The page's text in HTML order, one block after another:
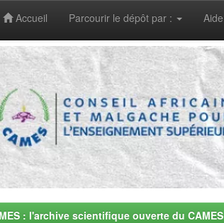
Accueil Parcourir le dépôt par : Aide
: l'archive scientifique ouverte du CAMES